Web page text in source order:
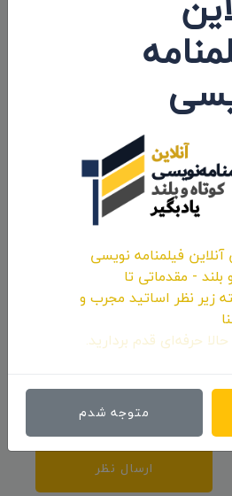
را شما ثبت کنید.
ارسال نظر
فیلمنامه نویسی
بلند - مقدماتی تا
زیر نظر اساتید مجرب و
حرفه‌ای قدم بردارید.
متوجه شدم